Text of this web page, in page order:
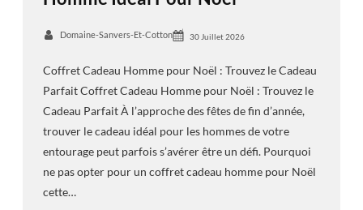
Domaine-Sanvers-Et-Cotton 30 Juillet 2026
Coffret Cadeau Homme pour Noël : Trouvez le Cadeau
Parfait Coffret Cadeau Homme pour Noël : Trouvez le
Cadeau Parfait À l’approche des fêtes de fin d’année,
trouver le cadeau idéal pour les hommes de votre
entourage peut parfois s’avérer être un défi. Pourquoi
ne pas opter pour un coffret cadeau homme pour Noël
cette…